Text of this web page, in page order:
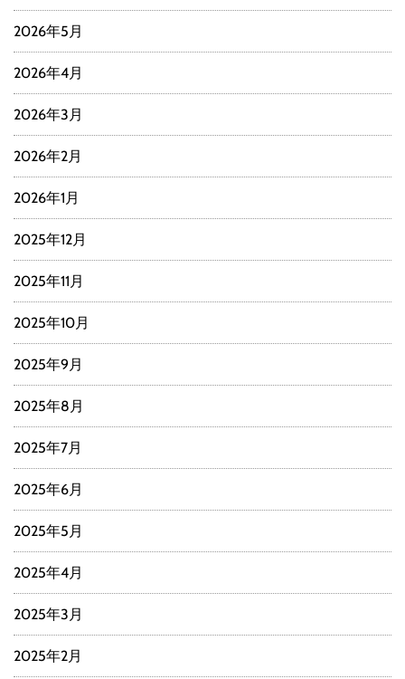
2026年5月
2026年4月
2026年3月
2026年2月
2026年1月
2025年12月
2025年11月
2025年10月
2025年9月
2025年8月
2025年7月
2025年6月
2025年5月
2025年4月
2025年3月
2025年2月